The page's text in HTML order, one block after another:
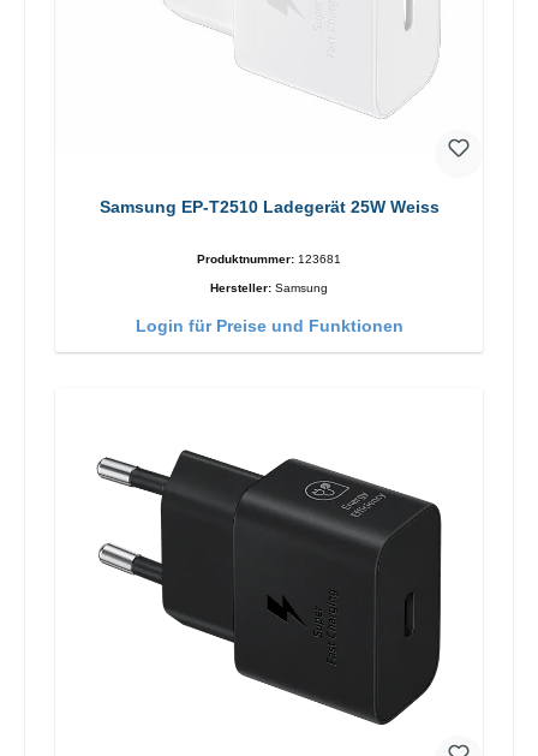
Samsung EP-T2510 Ladegerät 25W Weiss
Produktnummer: 123681
Hersteller: Samsung
Login für Preise und Funktionen